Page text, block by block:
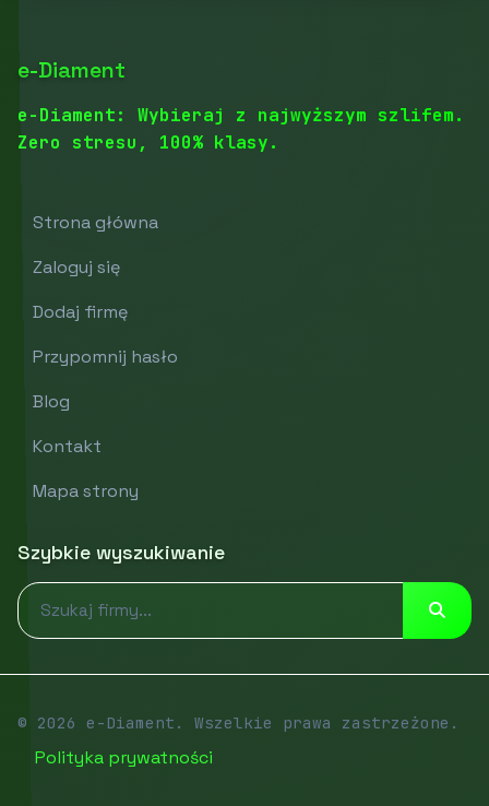
e-Diament
e-Diament: Wybieraj z najwyższym szlifem.
Zero stresu, 100% klasy.
Strona główna
Zaloguj się
Dodaj firmę
Przypomnij hasło
Blog
Kontakt
Mapa strony
Szybkie wyszukiwanie
© 2026 e-Diament. Wszelkie prawa zastrzeżone.
Polityka prywatności